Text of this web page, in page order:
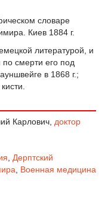
словаре
Киев 1884 г.
литературой, и
по смерти его под
в 1868 г.;
Карлович, доктор
Дерптский
Военная медицина